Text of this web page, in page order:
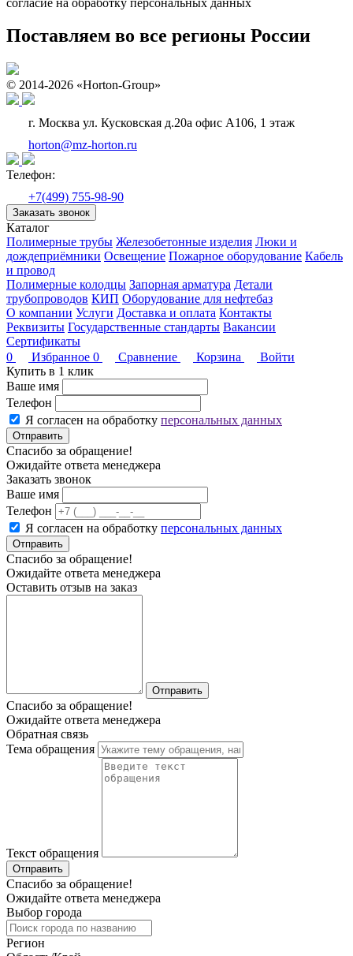
Поставляем во все регионы России
© 2014-2026 «Horton-Group»
г. Москва ул. Кусковская д.20а офис А106, 1 этаж
horton@mz-horton.ru
Телефон:
+7(499) 755-98-90
Заказать звонок
Каталог
Полимерные трубы Железобетонные изделия Люки и
дождеприёмники Освещение Пожарное оборудование Кабель
и провод
Полимерные колодцы Запорная арматура Детали
трубопроводов КИП Оборудование для нефтебаз
О компании Услуги Доставка и оплата Контакты
Реквизиты Государственные стандарты Вакансии
Сертификаты
0
Избранное 0 Сравнение Корзина
Войти
Купить в 1 клик
Ваше имя
Телефон
Я согласен на обработку персональных данных
Отправить
Спасибо за обращение!
Ожидайте ответа менеджера
Заказать звонок
Ваше имя
Телефон
Я согласен на обработку персональных данных
Отправить
Спасибо за обращение!
Ожидайте ответа менеджера
Оставить отзыв на заказ
Отправить
Спасибо за обращение!
Ожидайте ответа менеджера
Обратная связь
Тема обращения
Текст обращения
Отправить
Спасибо за обращение!
Ожидайте ответа менеджера
Выбор города
Регион